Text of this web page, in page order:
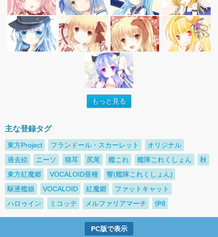
もっと見る
主な登録タグ
東方Project フランドール・スカーレット
オリジナル
過去絵
ニーソ 猫耳 尻尾 艦これ 艦隊これくしょん
秋
東方紅魔郷
VOCALOID亜種
響(艦隊これくしょん)
駆逐艦娘
VOCALOID 紅魔郷
ファットキャット
ハロゥイン
ミコッテ メルファリアマーチ 伊8
PC版で表示